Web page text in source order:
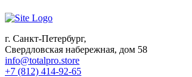
г. Санкт-Петербург,
Свердловская набережная, дом 58
info@totalpro.store
+7 (812) 414-92-65